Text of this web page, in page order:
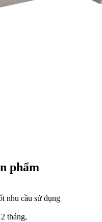
phẩm
nhu cầu sử dụng
tháng,